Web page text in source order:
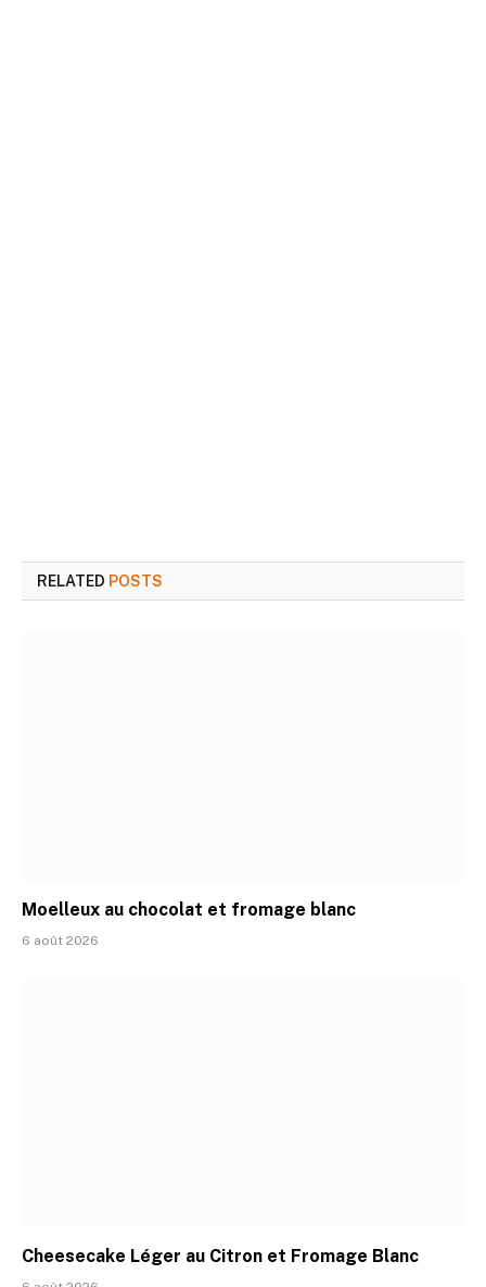
RELATED POSTS
Moelleux au chocolat et fromage blanc
6 août 2026
Cheesecake Léger au Citron et Fromage Blanc